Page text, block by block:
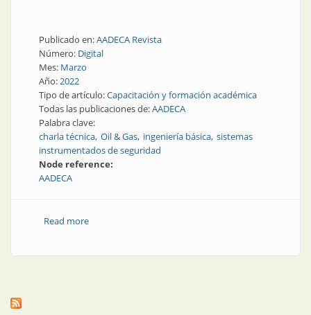
Publicado en:AADECA Revista
Número: Digital
Mes: Marzo
Año:2022
Tipo de artículo:Capacitación y formación académica
Todas las publicaciones de:AADECA
Palabra clave:
charla técnica Oil & Gas ingeniería básica sistemas
instrumentados de seguridad
Node reference:
AADECA
Read moreabout AADECA presente en AOG 2022